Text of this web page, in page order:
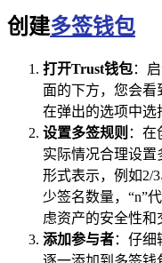
创建多签钱包
打开Trust钱包：
面的下方，您会看
在弹出的选项中选
设置多签规则 ：在
实际情况合理设置
形式表示，例如2/
少签名数量，“n”
虑资产的安全性和
添加参与者：仔细